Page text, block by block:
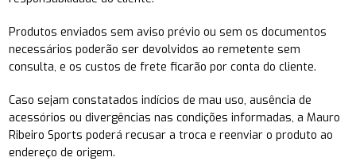
Produtos enviados sem aviso prévio ou sem os documentos
necessários poderão ser devolvidos ao remetente sem
consulta, e os custos de frete ficarão por conta do cliente.
Caso sejam constatados indícios de mau uso, ausência de
acessórios ou divergências nas condições informadas, a Mauro
Ribeiro Sports poderá recusar a troca e reenviar o produto ao
endereço de origem.